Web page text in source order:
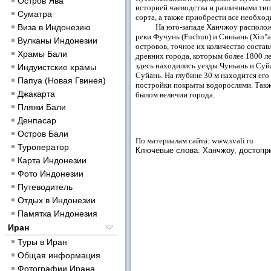
Суматра
Виза в Индонезию
Вулканы Индонезии
Храмы Бали
Индуистские храмы
Папуа (Новая Гвинея)
Джакарта
Пляжи Бали
Денпасар
Остров Бали
Туроператор
Карта Индонезии
Фото Индонезии
Путеводитель
Отдых в Индонезии
Памятка Индонезия
Иран
Туры в Иран
Общая информация
Фотографии Ирана
историей чаеводства и различными
сорта, а также приобрести все
На юго-западе Ханчжоу
реки Фучунь (Fuchun) и Синьань
островов, точное их количество
древних города, которым более 1800
здесь находились уезды Чуньань и
Суйань. На глубине 30 м находится
постройки покрыты водорослями.
былом величии города.
По материалам сайта: www.svali.ru
Ключевые слова: Ханчжоу,